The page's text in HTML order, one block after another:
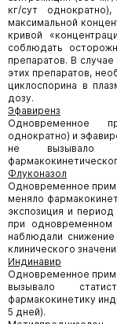
кг/сут
максимальной
кривой
соблюдать
препаратов. В
этих препаратов,
циклоспорина в
дозу.
Эфавиренз
Одновременное
однократно) и
не вызывало
Флуконазол
Одновременное
меняло
экспозиция и
при одновременном
наблюдали
клинического
Индинавир
Одновременное
вызывало
фармакокинетику
5 дней).